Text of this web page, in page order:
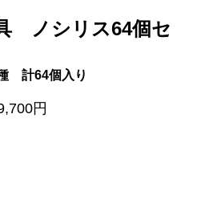
ノシリス64個セ
計64個入り
円